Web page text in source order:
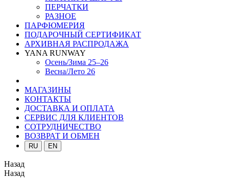
ПЕРЧАТКИ
РАЗНОЕ
ПАРФЮМЕРИЯ
ПОДАРОЧНЫЙ СЕРТИФИКАТ
АРХИВНАЯ РАСПРОДАЖА
YANA RUNWAY
Осень/Зима 25–26
Весна/Лето 26
МАГАЗИНЫ
КОНТАКТЫ
ДОСТАВКА И ОПЛАТА
СЕРВИС ДЛЯ КЛИЕНТОВ
СОТРУДНИЧЕСТВО
ВОЗВРАТ И ОБМЕН
RU EN
Назад
Назад